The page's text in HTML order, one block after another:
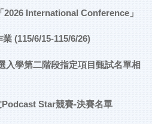
2026 International Conference」
(115/6/15-115/6/26)
入學第二階段指定項目甄試名單相
Podcast Star競賽-決賽名單